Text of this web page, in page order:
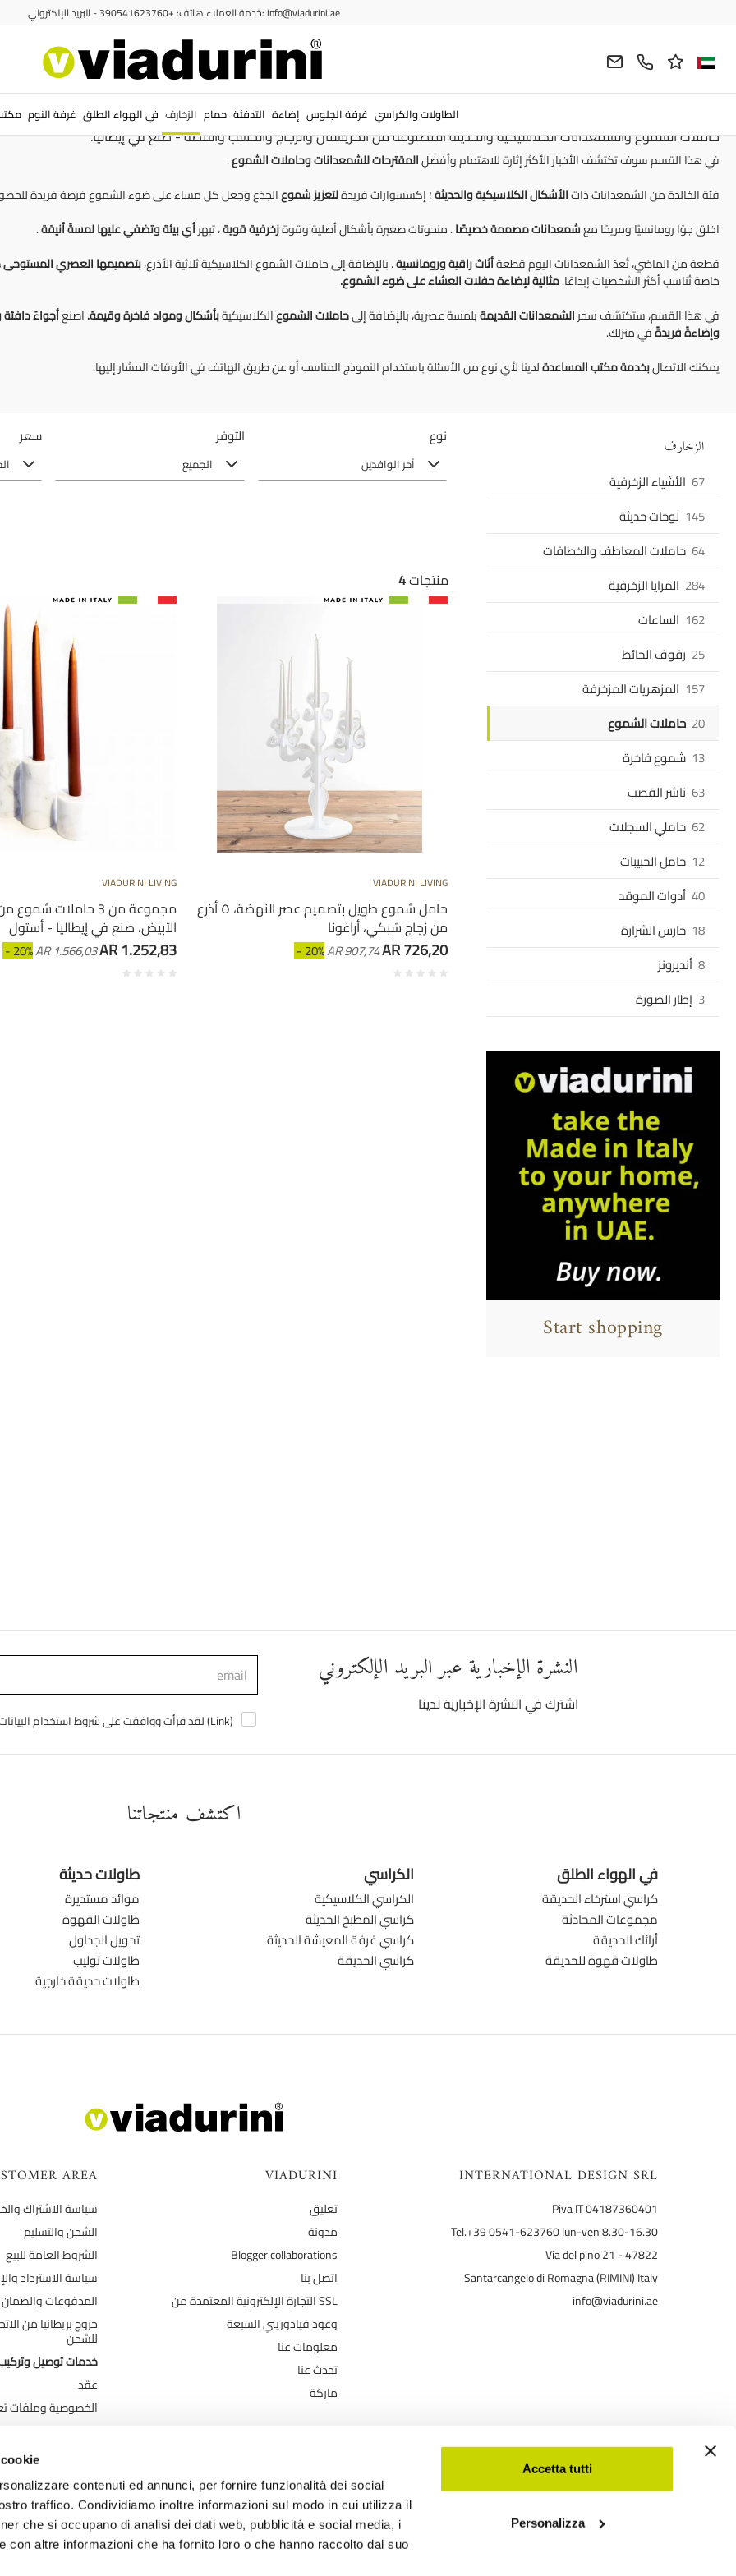
contenuti ed annunci, per fornire funzionalità dei social
traffico. Condividiamo inoltre informazioni sul modo in cui utilizza il
che si occupano di analisi dei dati web, pubblicità e social media, i
con altre informazioni che ha fornito loro o che hanno raccolto dal suo
Accetta tutti
Personalizza
خدمة العملاء هاتف: +390541623760 - البريد الإلكتروني: info@viadurini.ae
الطاولات والكراسي غرفة الجلوس إضاءة التدفئة حمام الزخارف في الهواء الطلق غرفة النوم
حاملات الشموع والشمعدانات المصنوعة من الكريستال والزجاج
حاملات الشموع والشمعدانات الكلاسيكية والحديثة المصنوعة من الكريستال والزجاج والخشب والفضة - صنع في إيطاليا.
في هذا القسم سوف تكتشف الأخبار الأكثر إثارة للاهتمام وأفضلالمقترحات للشمعدانات وحاملات الشموع.
فئة الخالدة من الشمعدانات ذاتالأشكال الكلاسيكية والحديثة؛ إكسسوارات فريدةلتعزيزشموعالجذع وجعل كل مساء على ضوء الشموع فرصة فريدة
اخلق جوًا رومانسيًا ومريحًا معشمعدانات مصممة خصيصًا. منحوتات صغيرة بأشكال أصلية وقوةزخرفية قوية، تبهرأي بيئة وتضفي عليها لمسةً أنيقة.
قطعة من الماضي، تُعدّ الشمعدانات اليوم قطعةأثاث راقيةورومانسية. بالإضافة إلى حاملات الشموع الكلاسيكية ثلاثية الأذرع،بتصميمها العصري المستوحى
خاصة تُناسب أكثر الشخصيات إبداعًا.مثالية لإضاءة حفلات العشاء على ضوء الشموع.
في هذا القسم، ستكتشف سحرالشمعدانات القديمةبلمسة عصرية، بالإضافة إلىحاملات الشموعالكلاسيكيةبأشكال ومواد فاخرة وقيمة.اصنعأجواءً دافئة
وإضاءةً فريدةًفي منزلك.
يمكنك الاتصالبخدمة مكتب المساعدةلدينا لأي نوع من الأسئلة باستخدام النموذج المناسب أو عن طريق الهاتف في الأوقات المشار إليها.
الزخارف
67
145
64
284
162
25
157
20
13
63
62
12
40
18
8
3
Start shopping
سعر التوفر
الجميع
نوع
آخر الوافدين
4منتجات
VIADURINI LIVING
مجموعة من 3 حاملات
الأبيض، صنع في إيطاليا - أستول
- 20%AR 1.566,03AR 1.252,83
VIADURINI LIVING
حامل شموع طويل بتصميم عصر النهضة، ٥ أذرع
من زجاج شبكي، أراغونا
- 20%AR 907,74AR 726,20
النشرة الإخبارية عبر البريد الإلكتروني
اشترك في النشرة الإخبارية لدينا
لقد قرأت ووافقت على شروط استخدام البيانات الشخصية (Link)
اكتشف منتجاتنا
طاولات حديثة
موائد مستديرة
طاولات القهوة
تحويل الجداول
طاولات توليب
طاولات حديقة خارجية
الكراسي
الكراسي الكلاسيكية
كراسي المطبخ الحديثة
كراسي غرفة المعيشة الحديثة
كراسي الحديقة
في الهواء الطلق
كراسي استرخاء الحديقة
مجموعات المحادثة
أرائك الحديقة
طاولات قهوة للحديقة
INTERNATIONAL DESIGN SRL
Piva IT 04187360401
Tel.+39 0541-623760 lun-ven 8.30-16.30
Via del pino 21 - 47822
Santarcangelo di Romagna (RIMINI) Italy
info@viadurini.ae
VIADURINI
تعليق
مدونة
Blogger collaborations
اتصل بنا
التجارة الإلكترونية المعتمدة من SSL
وعود فيادوريني السبعة
معلومات عنا
تحدث عنا
ماركة
AREA
سياسة الاشتراك
الشحن والتسليم
الشروط العامة للبيع
سياسة الاسترداد
المدفوعات والضمان
خروج بريطانيا من
للشحن
خدمات توصيل
عقد
الخصوصية وملفات